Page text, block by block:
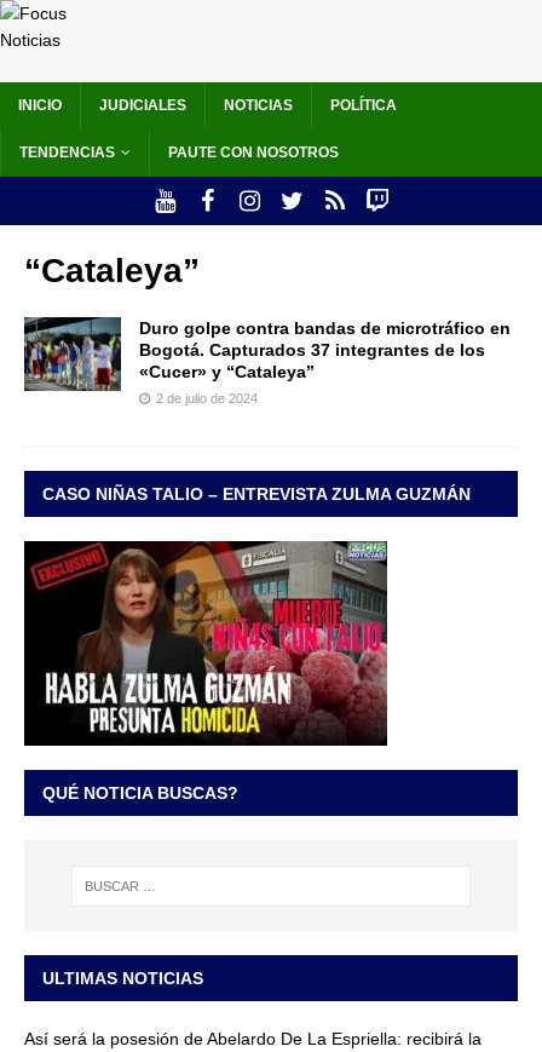
INICIO JUDICIALES NOTICIAS POLÍTICA
TENDENCIAS PAUTE CON NOSOTROS
“Cataleya”
Duro golpe contra bandas de microtráfico en
Bogotá. Capturados 37 integrantes de los
«Cucer» y “Cataleya”
2 de julio de 2024
CASO NIÑAS TALIO – ENTREVISTA ZULMA GUZMÁN
QUÉ NOTICIA BUSCAS?
ULTIMAS NOTICIAS
Así será la posesión de Abelardo De La Espriella: recibirá la